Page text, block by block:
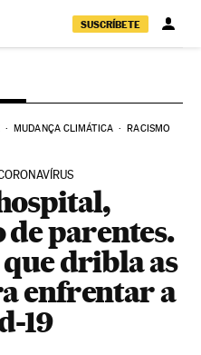
SUSCRÍBETE
MUDANÇA CLIMÁTICA RACISMO
parentes.
que dribla as
enfrentar a
19